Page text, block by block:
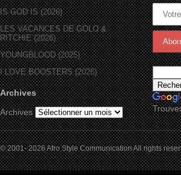
IS GOD IS (2026)
LES VACANCES DE GOLO &
RITCHIE (2026)
YOUNGBLOOD (2025)
I LOVE BOOSTERS (2026)
Archives
Archives
© 2001- 2026 Afro Style Communication All rights